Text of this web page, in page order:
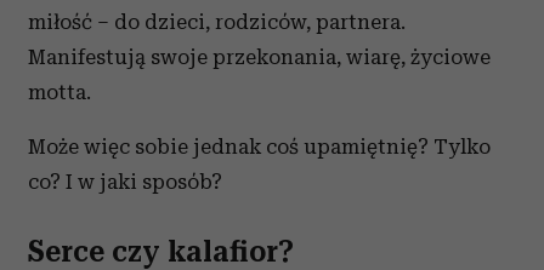
miłość – do dzieci, rodziców, partnera.
Manifestują swoje przekonania, wiarę, życiowe
motta.
Może więc sobie jednak coś upamiętnię? Tylko
co? I w jaki sposób?
Serce czy kalafior?